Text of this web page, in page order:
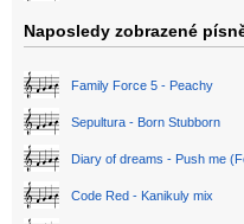
Naposledy zobrazené
Family Force 5 - Peachy
Sepultura - Born Stubborn
Diary of dreams - Push me
Code Red - Kanikuly mix